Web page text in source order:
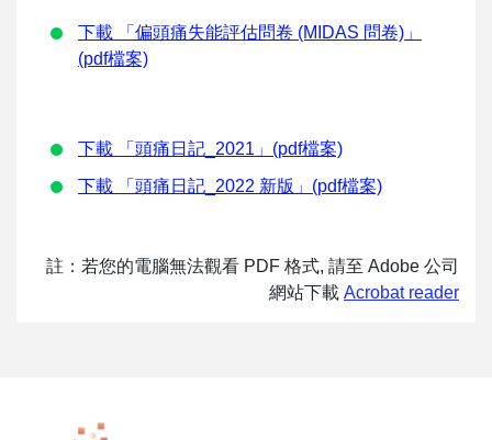
下載 「偏頭痛失能評估問卷 (MIDAS 問卷)」
(pdf檔案)
下載 「頭痛日記_2021」(pdf檔案)
下載 「頭痛日記_2022 新版」(pdf檔案)
註：若您的電腦無法觀看 PDF 格式, 請至 Adobe 公司
網站下載 Acrobat reader